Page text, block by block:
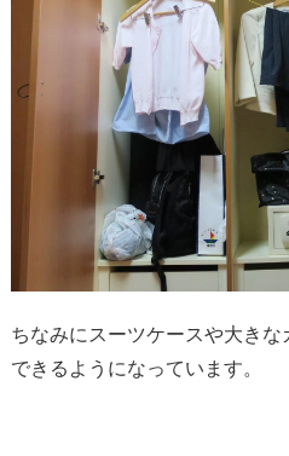
ちなみにスーツケースや大き
できるようになっています。